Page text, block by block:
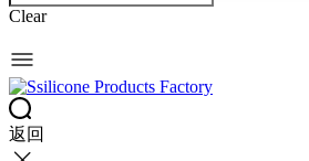
Clear
返回